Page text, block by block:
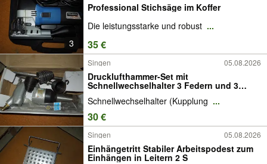
3
Professional Stichsäge im Koffer
Die leistungsstarke und robust ...
35 €
Singen 05.08.2026
Drucklufthammer-Set mit
Schnellwechselhalter 3 Federn und 3
Schnellwechselhalter (Kupplung ...
30 €
Singen 05.08.2026
Einhängetritt Stabiler Arbeitspodest zum
Einhängen in Leitern 2 S